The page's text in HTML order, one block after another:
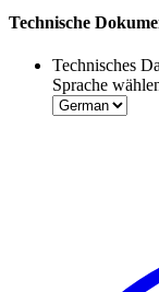
Technische
Technisches
Sprache